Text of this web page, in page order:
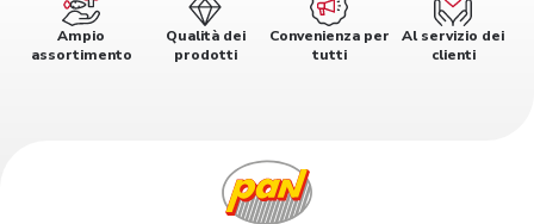
Ampio
assortimento
Qualità dei
prodotti
Convenienza per
tutti
Al servizio dei
clienti